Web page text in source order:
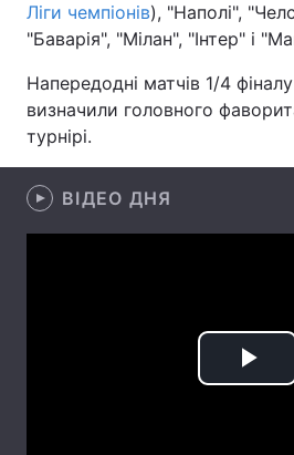
Спорт
Техно і зв'язок
Зброя
Здоров'я
Ліги чемпіонів), "Наполі",
"Баварія", "Мілан", "Інтер" і
Напередодні матчів 1/4
визначили головного
турнірі.
ВІДЕО ДНЯ